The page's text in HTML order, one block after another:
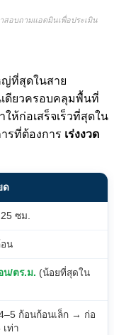
สอบถามแอดมินเพื่อประเมิน
ญ่ที่สุดในสาย
ดียวครอบคลุมพื้นที่
ห้ก่อเสร็จเร็วที่สุดใน
รที่ต้องการ เร่งงวด
ด
ซม.
น
น/ตร.ม. (น้อยที่สุดใน
ก้อนก้อนเล็ก → ก่อ
เท่า